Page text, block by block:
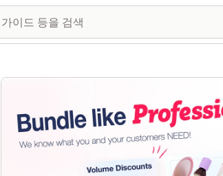
추천 이미지 갤러리